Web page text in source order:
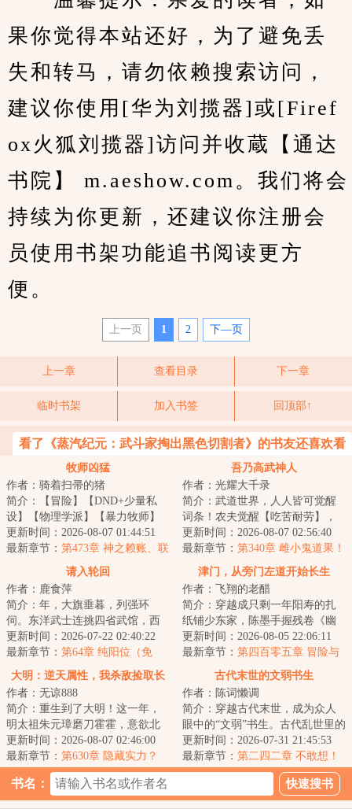
果你觉得本站还好，为了避免丢
失和转马，请勿依赖搜索访问，
建议你使用[华为刘揽器]或[Firef
ox火狐刘揽器]访问并收蔵【通达
书院】 m.aeshow.com。我们将会
持续为你更新，还建议你注册会
员使用书架功能追书阅读更方
便。
上一页 1 2 下—页
上一章 查看目录 下一章
临时书架 加入书签 回顶部↑
看了《蒸汽纪元：武斗家掏出黑色切割者》的书友还喜欢看
牧师凶猛
作者：骑着扫帚的猪
简介：【冒险】【DND+少量私
设】【物理学派】【暴力牧师】
穿越费伦，李昂成为了一名战争
神殿的牧师。坏消...
更新时间：2026-08-07 01:44:51
最新章节： 第473章 神之赖账、联
吾乃高武神人
作者：光耀大千录
简介：武道世界，人人皆可觉醒
词条！农夫觉醒【吃苦耐劳】，
对于痛苦自适应程度+%富人觉醒
【奴隶主】，对...
更新时间：2026-08-07 02:56:40
最新章节： 第340章 雌小鬼道果！
乱萝拳！
请入轮回
作者：鹿食萍
简介：年，大旗垂暮，列强环
伺。东洋武士连挑四省武馆，西
洋商贾巧取豪夺，南洋异士暗流
涌动。邪教魔头蛰...
更新时间：2026-07-22 02:40:22
最新章节： 第64章 纯阳位（免
费）
津门，从旁门左道开始长生
作者：飞翔的老醋
简介：穿越成只剩一年阳寿的扎
纸铺少东家，陈墨手握残卷《幽
冥扎纸术》，于白事街中挣扎求
生。直到那夜，...
更新时间：2026-08-05 22:06:11
最新章节： 第四百零五章 冒险与
大明：逆天属性，我杀敌捡取长
作者：无谅888
简介：重生到了大明！这一年，
明太祖朱元璋磨刀霍霍，意欲北
伐，彻定北元，将汉家中原完全
掌控，为自己儿...
更新时间：2026-08-07 02:46:00
最新章节： 第630章 隐藏实力？
古代末世的文弱书生
作者：陈词懒调
简介：穿越古代末世，成为众人
眼中的“文弱”书生。古代乱世里的
逃生、打怪、基建文。...
更新时间：2026-07-31 21:45:53
最新章节： 第二四二章 不敢想！
书名：